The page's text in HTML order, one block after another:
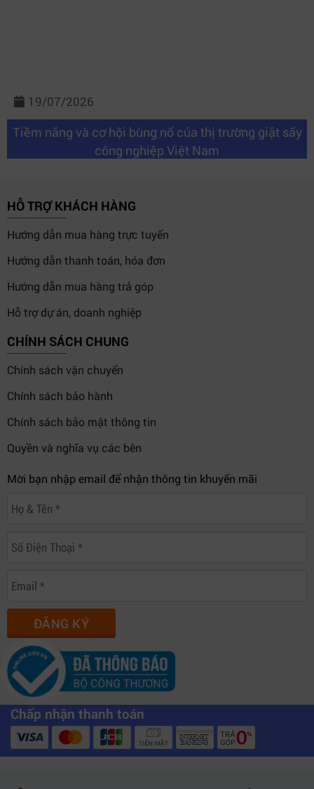
19/07/2026
Tiềm năng và cơ hội bùng nổ của thị trường giặt sấy
công nghiệp Việt Nam
HỖ TRỢ KHÁCH HÀNG
Hướng dẫn mua hàng trực tuyến
Hướng dẫn thanh toán, hóa đơn
Hướng dẫn mua hàng trả góp
Hỗ trợ dự án, doanh nghiệp
CHÍNH SÁCH CHUNG
Chính sách vận chuyển
Chính sách bảo hành
Chính sách bảo mật thông tin
Quyền và nghĩa vụ các bên
Mời bạn nhập email để nhận thông tin khuyến mãi
ĐĂNG KÝ
Chấp nhận thanh toán